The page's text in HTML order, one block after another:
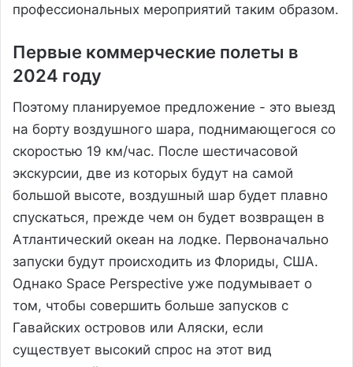
профессиональных мероприятий таким образом.
Первые коммерческие полеты в
2024 году
Поэтому планируемое предложение - это выезд
на борту воздушного шара, поднимающегося со
скоростью 19 км/час. После шестичасовой
экскурсии, две из которых будут на самой
большой высоте, воздушный шар будет плавно
спускаться, прежде чем он будет возвращен в
Атлантический океан на лодке. Первоначально
запуски будут происходить из Флориды, США.
Однако Space Perspective уже подумывает о
том, чтобы совершить больше запусков с
Гавайских островов или Аляски, если
существует высокий спрос на этот вид